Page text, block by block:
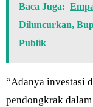
Baca Juga:
Diluncurkan,
Publik
“Adanya investasi
pendongkrak